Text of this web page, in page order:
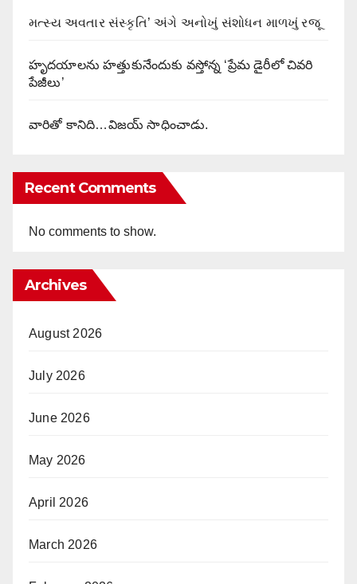
મત્સ્ય અવતાર સંસ્કૃતિ’ અંગે અનોખું સંશોધન માળખું રજૂ
హృదయాలను హత్తుకునేందుకు వస్తోన్న ‘ప్రేమ డైరీలో చివరి
పేజీలు’
వారితో కానిది…విజయ్ సాధించాడు.
Recent Comments
No comments to show.
Archives
August 2026
July 2026
June 2026
May 2026
April 2026
March 2026